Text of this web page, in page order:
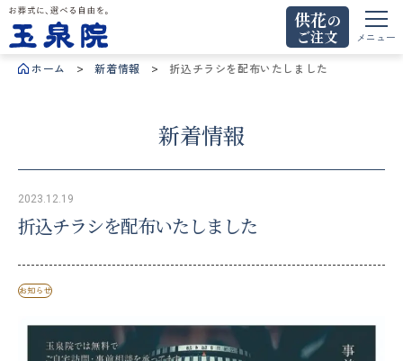
お葬式に、選べる自由を。玉泉院
供花の
ご注文
メニュー
ホーム 新着情報 折込チラシを配布いたしました
新着情報
2023.12.19
折込チラシを配布いたしました
お知らせ